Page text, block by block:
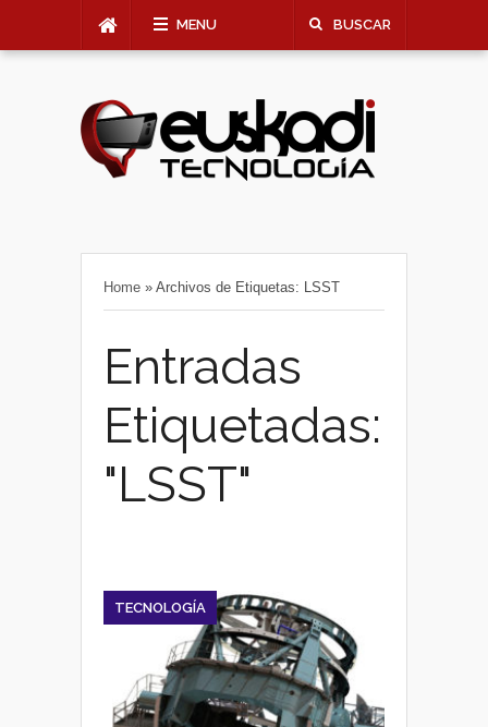
MENU BUSCAR
Home » Archivos de Etiquetas: LSST
Entradas
Etiquetadas:
"LSST"
TECNOLOGÍA